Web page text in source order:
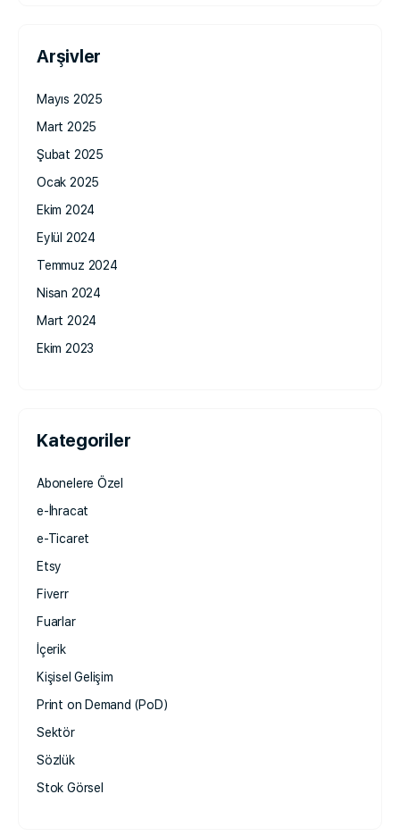
Arşivler
Mayıs 2025
Mart 2025
Şubat 2025
Ocak 2025
Ekim 2024
Eylül 2024
Temmuz 2024
Nisan 2024
Mart 2024
Ekim 2023
Kategoriler
Abonelere Özel
e-İhracat
e-Ticaret
Etsy
Fiverr
Fuarlar
İçerik
Kişisel Gelişim
Print on Demand (PoD)
Sektör
Sözlük
Stok Görsel